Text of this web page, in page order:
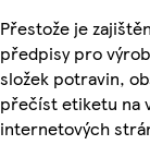
Přestože je
předpisy pro
složek potravin,
přečíst etiketu na
internetových